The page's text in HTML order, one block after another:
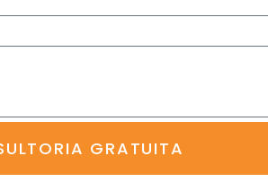
GRATUITA